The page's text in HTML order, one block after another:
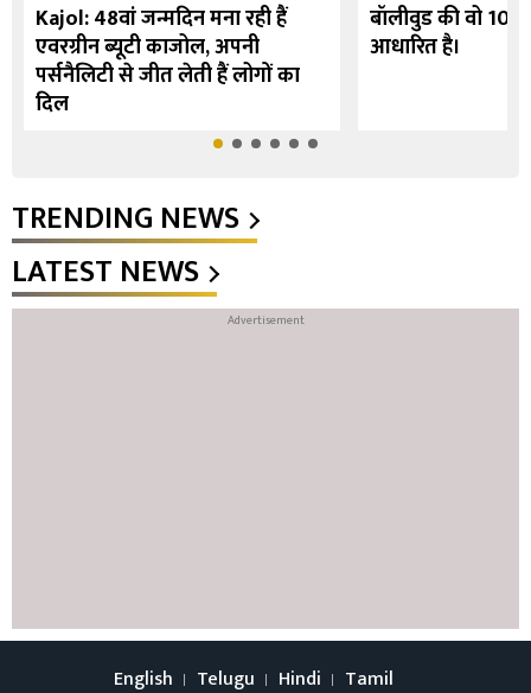
Kajol: 48वां जन्मदिन मना रही हैं
एवरग्रीन ब्यूटी काजोल, अपनी
पर्सनैलिटी से जीत लेती हैं लोगों का
दिल
बॉलीवुड की वो 10
आधारित है।
TRENDING NEWS
LATEST NEWS
English Telugu Hindi Tamil